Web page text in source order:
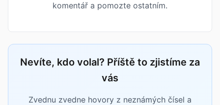
komentář a pomozte ostatním.
Nevíte, kdo volal? Příště to zjistíme za
vás
Zvednu zvedne hovory z neznámých čísel a